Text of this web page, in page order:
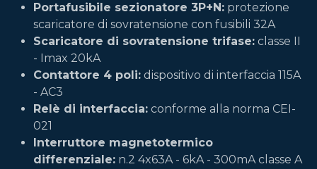
Portafusibile sezionatore 3P+N: protezione
scaricatore di sovratensione con fusibili 32A
Scaricatore di sovratensione trifase: classe II
- Imax 20kA
Contattore 4 poli: dispositivo di interfaccia 115A
- AC3
Relè di interfaccia: conforme alla norma CEI-
021
Interruttore magnetotermico
differenziale: n.2 4x63A - 6kA - 300mA classe A